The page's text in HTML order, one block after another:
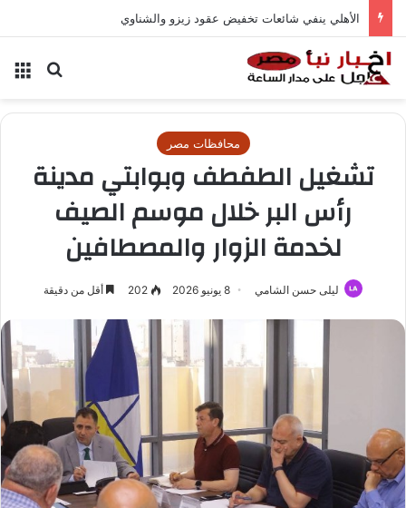
الأهلي ينفي شائعات تخفيض عقود زيزو والشناوي
بحث
محافظات مصر
تشغيل الطفطف وبوابتي مدينة
رأس البر خلال موسم الصيف
لخدمة الزوار والمصطافين
ليلى حسن الشامي 8 يونيو 2026 202 أقل من دقيقة